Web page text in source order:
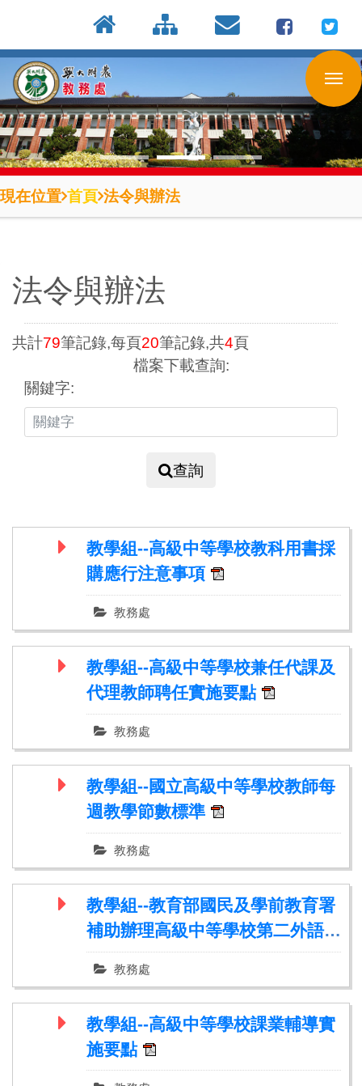
到
主
要
內
容
區
現在位置 首頁 法令與辦法
法令與辦法
共計79筆記錄,每頁20筆記錄,共4頁
檔案下載查詢:
關鍵字:
查詢
教學組--高級中等學校教科用書採
購應行注意事項
教務處
教學組--高級中等學校兼任代課及
代理教師聘任實施要點
教務處
教學組--國立高級中等學校教師每
週教學節數標準
教務處
教學組--教育部國民及學前教育署
補助辦理高級中等學校第二外語教
育要點
教務處
教學組--高級中等學校課業輔導實
施要點